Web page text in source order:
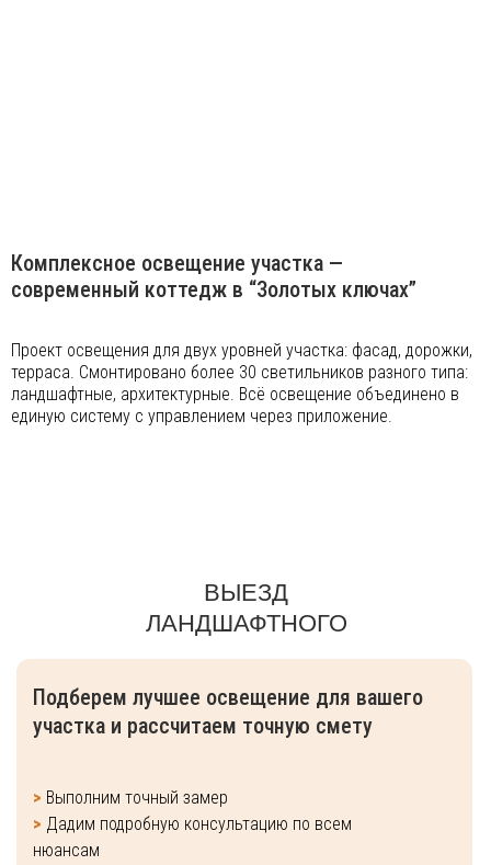
Комплексное освещение участка —
современный коттедж в “Золотых ключах”
Проект освещения для двух уровней участка: фасад, дорожки,
терраса. Смонтировано более 30 светильников разного типа:
ландшафтные, архитектурные. Всё освещение объединено в
единую систему с управлением через приложение.
ВЫЕЗД
ЛАНДШАФТНОГО
ИНЖЕНЕРА
Подберем лучшее освещение для вашего
участка и рассчитаем точную смету
> Выполним точный замер
> Дадим подробную консультацию по всем
нюансам